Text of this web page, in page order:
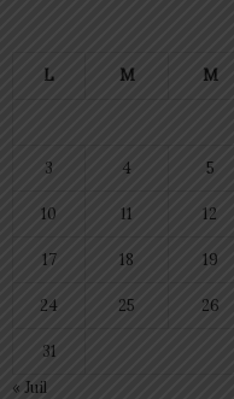
L M M
3 4 5
10 11 12
17 18 19
24 25 26
31
« Juil